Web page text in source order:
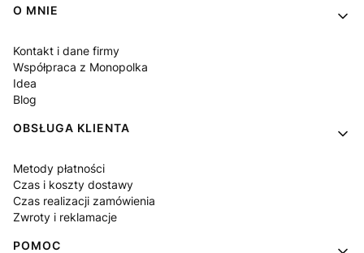
Linki w stopce
O MNIE
Kontakt i dane firmy
Współpraca z Monopolka
Idea
Blog
OBSŁUGA KLIENTA
Metody płatności
Czas i koszty dostawy
Czas realizacji zamówienia
Zwroty i reklamacje
POMOC